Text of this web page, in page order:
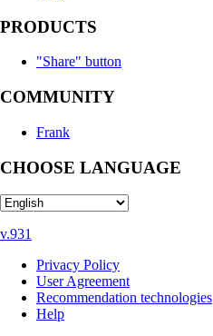
PRODUCTS
"Share" button
COMMUNITY
Frank
CHOOSE LANGUAGE
v.931
Privacy Policy
User Agreement
Recommendation technologies
Help